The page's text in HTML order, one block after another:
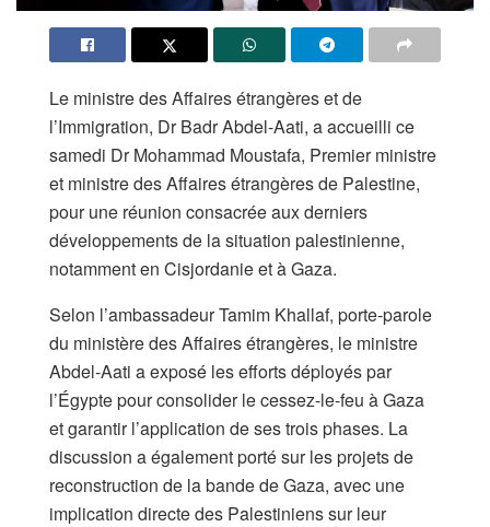
Le ministre des Affaires étrangères et de
l’Immigration, Dr Badr Abdel-Aati, a accueilli ce
samedi Dr Mohammad Moustafa, Premier ministre
et ministre des Affaires étrangères de Palestine,
pour une réunion consacrée aux derniers
développements de la situation palestinienne,
notamment en Cisjordanie et à Gaza.
Selon l’ambassadeur Tamim Khallaf, porte-parole
du ministère des Affaires étrangères, le ministre
Abdel-Aati a exposé les efforts déployés par
l’Égypte pour consolider le cessez-le-feu à Gaza
et garantir l’application de ses trois phases. La
discussion a également porté sur les projets de
reconstruction de la bande de Gaza, avec une
implication directe des Palestiniens sur leur